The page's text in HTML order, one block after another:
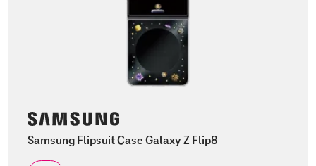
Samsung Flipsuit Case Galaxy Z Flip8